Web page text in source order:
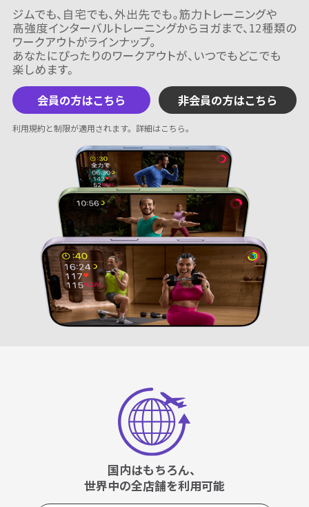
会員の方はこちら 非会員の方はこちら
利用規約と制限が適用されます。 詳細はこちら。
国内はもちろん、
世界中の全店舗を利用可能